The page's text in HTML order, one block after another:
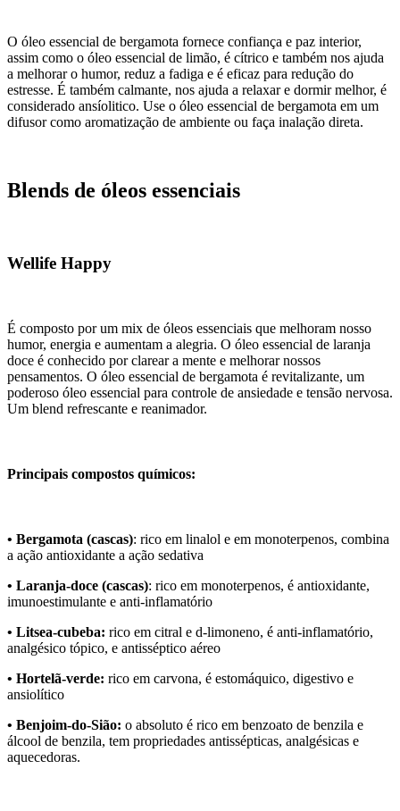
O óleo essencial de bergamota fornece confiança e paz interior,
assim como o óleo essencial de limão, é cítrico e também nos ajuda
a melhorar o humor, reduz a fadiga e é eficaz para redução do
estresse. É também calmante, nos ajuda a relaxar e dormir melhor, é
considerado ansíolitico. Use o óleo essencial de bergamota em um
difusor como aromatização de ambiente ou faça inalação direta.
Blends de óleos essenciais
Wellife Happy
É composto por um mix de óleos essenciais que melhoram nosso
humor, energia e aumentam a alegria. O óleo essencial de laranja
doce é conhecido por clarear a mente e melhorar nossos
pensamentos. O óleo essencial de bergamota é revitalizante, um
poderoso óleo essencial para controle de ansiedade e tensão nervosa.
Um blend refrescante e reanimador.
Principais compostos químicos:
• Bergamota (cascas): rico em linalol e em monoterpenos, combina
a ação antioxidante a ação sedativa
• Laranja-doce (cascas): rico em monoterpenos, é antioxidante,
imunoestimulante e anti-inflamatório
• Litsea-cubeba: rico em citral e d-limoneno, é anti-inflamatório,
analgésico tópico, e antisséptico aéreo
• Hortelã-verde: rico em carvona, é estomáquico, digestivo e
ansiolítico
• Benjoim-do-Sião: o absoluto é rico em benzoato de benzila e
álcool de benzila, tem propriedades antissépticas, analgésicas e
aquecedoras.